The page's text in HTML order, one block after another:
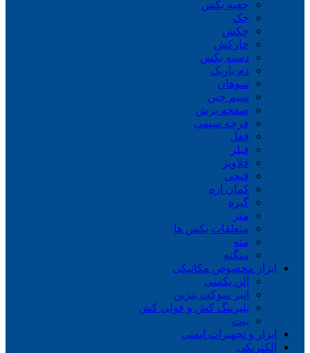
جعبه بکس
جک
چکش
خارکش
دسته بکس
دم باریک
سوهان
سیم چین
صفحه برش
فرچه سیمی
ففل
فیلر
قلاویز
قیچی
کمان اره
گیره
متر
متعلقات بکس ها
مته
منگنه
ابزار مخصوص مکانیکی
آلن بکسی
انبر سوکت بنزین
بلبرینگ کش و فولی کش
بیت
ابزار و تجهیزات ایمنی
الکتریکی